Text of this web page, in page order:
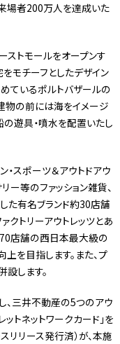
場者200万人を達成いた
ストモールをオープンす
モチーフとしたデザイン
めているポルトバザールの
物の前には海をイメージ
遊具・噴水を配置いたし
・スポーツ＆アウトドアウ
ー等のファッション雑貨、
た有名ブランド約30店舗
クトリーアウトレッツとあ
店舗の西日本最大級の
を目指します。また、プ
設します。
、三井不動産の5つのアウ
トネットワークカード」を
リリース発行済）が、本施